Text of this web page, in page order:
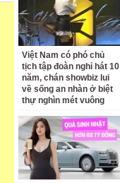
Việt Nam có phó chủ
tịch tập đoàn nghỉ hát 10
năm, chán showbiz lui
về sống an nhàn ở biệt
thự nghìn mét vuông